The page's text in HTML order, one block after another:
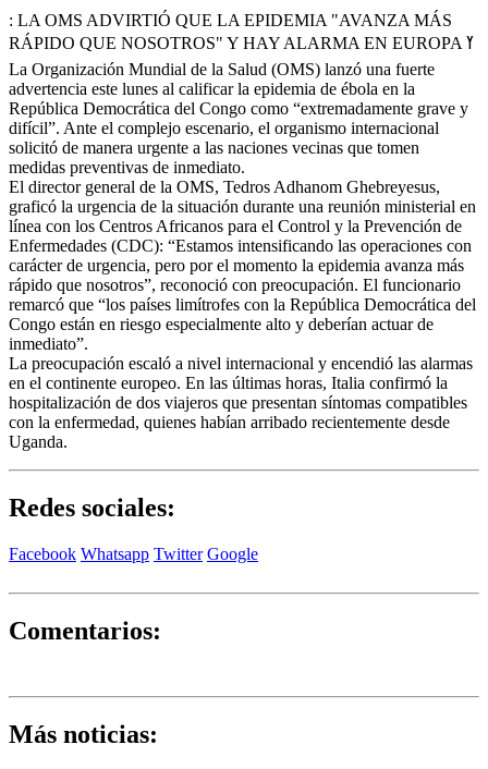
: LA OMS ADVIRTIÓ QUE LA EPIDEMIA "AVANZA MÁS
La Organización Mundial de la Salud (OMS) lanzó una fuerte
advertencia este lunes al calificar la epidemia de ébola en la
República Democrática del Congo como “extremadamente grave y
difícil”. Ante el complejo escenario, el organismo internacional
solicitó de manera urgente a las naciones vecinas que tomen
medidas preventivas de inmediato.
El director general de la OMS, Tedros Adhanom Ghebreyesus,
graficó la urgencia de la situación durante una reunión ministerial en
línea con los Centros Africanos para el Control y la Prevención de
Enfermedades (CDC): “Estamos intensificando las operaciones con
carácter de urgencia, pero por el momento la epidemia avanza más
rápido que nosotros”, reconoció con preocupación. El funcionario
remarcó que “los países limítrofes con la República Democrática del
Congo están en riesgo especialmente alto y deberían actuar de
inmediato”.
La preocupación escaló a nivel internacional y encendió las alarmas
en el continente europeo. En las últimas horas, Italia confirmó la
hospitalización de dos viajeros que presentan síntomas compatibles
con la enfermedad, quienes habían arribado recientemente desde
Uganda.
Redes sociales:
Facebook Whatsapp Twitter Google
Comentarios:
Más noticias: